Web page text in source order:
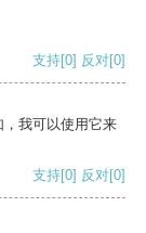
支持[0] 反对[0]
我可以使用它来
支持[0] 反对[0]